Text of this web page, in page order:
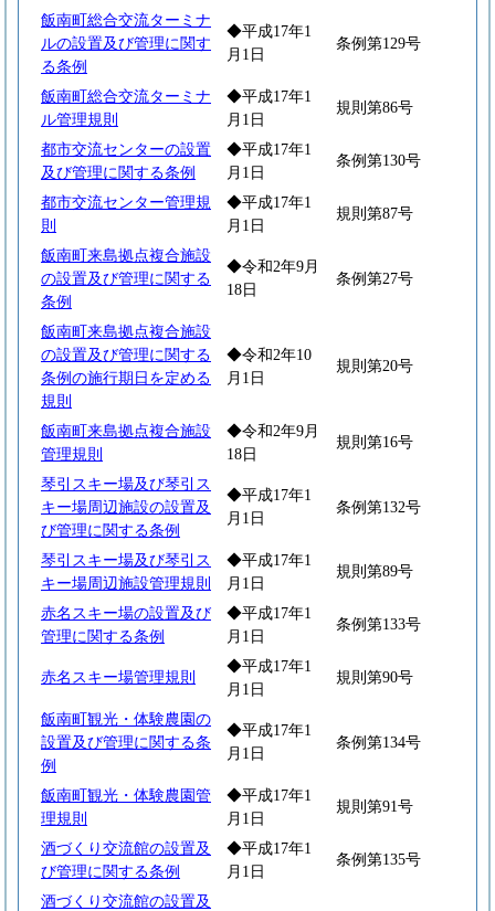
飯南町総合交流ターミナ
ルの設置及び管理に関す
る条例
◆平成17年1
月1日
条例第129号
飯南町総合交流ターミナ
ル管理規則
◆平成17年1
月1日
規則第86号
都市交流センターの設置
及び管理に関する条例
◆平成17年1
月1日
条例第130号
都市交流センター管理規
則
◆平成17年1
月1日
規則第87号
飯南町来島拠点複合施設
の設置及び管理に関する
条例
◆令和2年9月
18日
条例第27号
飯南町来島拠点複合施設
の設置及び管理に関する
条例の施行期日を定める
規則
◆令和2年10
月1日
規則第20号
飯南町来島拠点複合施設
管理規則
◆令和2年9月
18日
規則第16号
琴引スキー場及び琴引ス
キー場周辺施設の設置及
び管理に関する条例
◆平成17年1
月1日
条例第132号
琴引スキー場及び琴引ス
キー場周辺施設管理規則
◆平成17年1
月1日
規則第89号
赤名スキー場の設置及び
管理に関する条例
◆平成17年1
月1日
条例第133号
赤名スキー場管理規則
◆平成17年1
月1日
規則第90号
飯南町観光・体験農園の
設置及び管理に関する条
例
◆平成17年1
月1日
条例第134号
飯南町観光・体験農園管
理規則
◆平成17年1
月1日
規則第91号
酒づくり交流館の設置及
び管理に関する条例
◆平成17年1
月1日
条例第135号
酒づくり交流館の設置及